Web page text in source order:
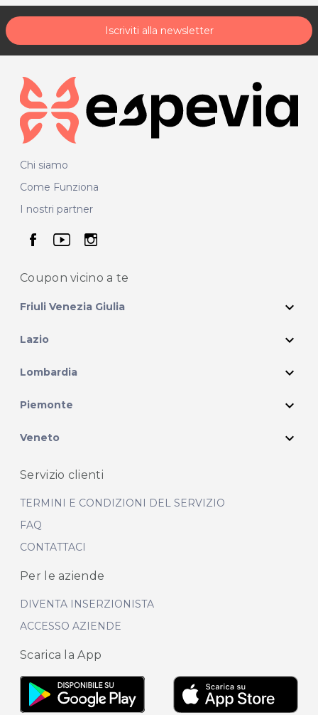
Iscriviti alla newsletter
Chi siamo
Come Funziona
I nostri partner
seguici su facebook
seguici su youtube
seguici su instagram
Coupon vicino a te
Friuli Venezia Giulia expand_more
Lazio expand_more
Lombardia expand_more
Piemonte expand_more
Veneto expand_more
Servizio clienti
TERMINI E CONDIZIONI DEL SERVIZIO
FAQ
CONTATTACI
Per le aziende
DIVENTA INSERZIONISTA
ACCESSO AZIENDE
Scarica la App